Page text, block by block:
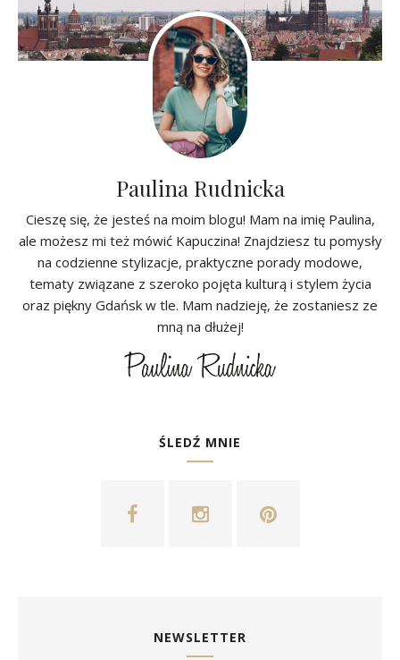
Paulina Rudnicka
Cieszę się, że jesteś na moim blogu! Mam na imię Paulina,
ale możesz mi też mówić Kapuczina! Znajdziesz tu pomysły
na codzienne stylizacje, praktyczne porady modowe,
tematy związane z szeroko pojęta kulturą i stylem życia
oraz piękny Gdańsk w tle. Mam nadzieję, że zostaniesz ze
mną na dłużej!
ŚLEDŹ MNIE
NEWSLETTER